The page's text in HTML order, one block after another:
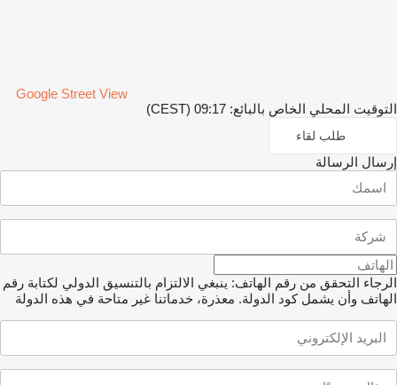
Google Street View
التوقيت المحلي الخاص بالبائع: 09:17 (CEST)
طلب لقاء
إرسال الرسالة
الرجاء التحقق من رقم الهاتف: ينبغي الالتزام بالتنسيق الدولي لكتابة رقم
الهاتف وأن يشمل كود الدولة. معذرة، خدماتنا غير متاحة في هذه الدولة